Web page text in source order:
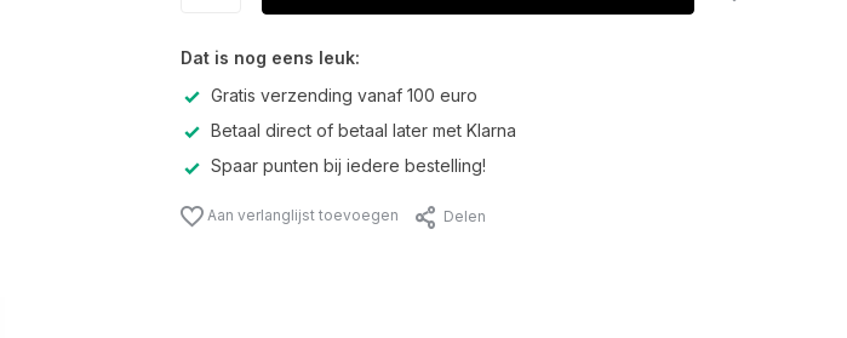
Dat is nog eens leuk:
Gratis verzending vanaf 100 euro
Betaal direct of betaal later met Klarna
Spaar punten bij iedere bestelling!
Aan verlanglijst toevoegen Delen